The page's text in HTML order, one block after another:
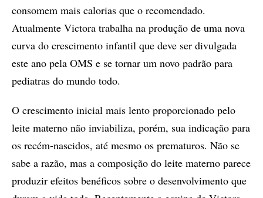
consomem mais calorias que o recomendado.
Atualmente Victora trabalha na produção de uma nova
curva do crescimento infantil que deve ser divulgada
este ano pela OMS e se tornar um novo padrão para
pediatras do mundo todo.
O crescimento inicial mais lento proporcionado pelo
leite materno não inviabiliza, porém, sua indicação para
os recém-nascidos, até mesmo os prematuros. Não se
sabe a razão, mas a composição do leite materno parece
produzir efeitos benéficos sobre o desenvolvimento que